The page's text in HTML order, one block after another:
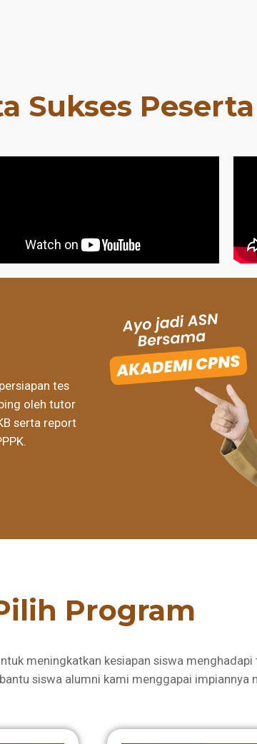
Sukses Peserta
tes
oleh tutor
serta report
Program
meningkatkan kesiapan siswa
siswa alumni kami menggapai impiannya